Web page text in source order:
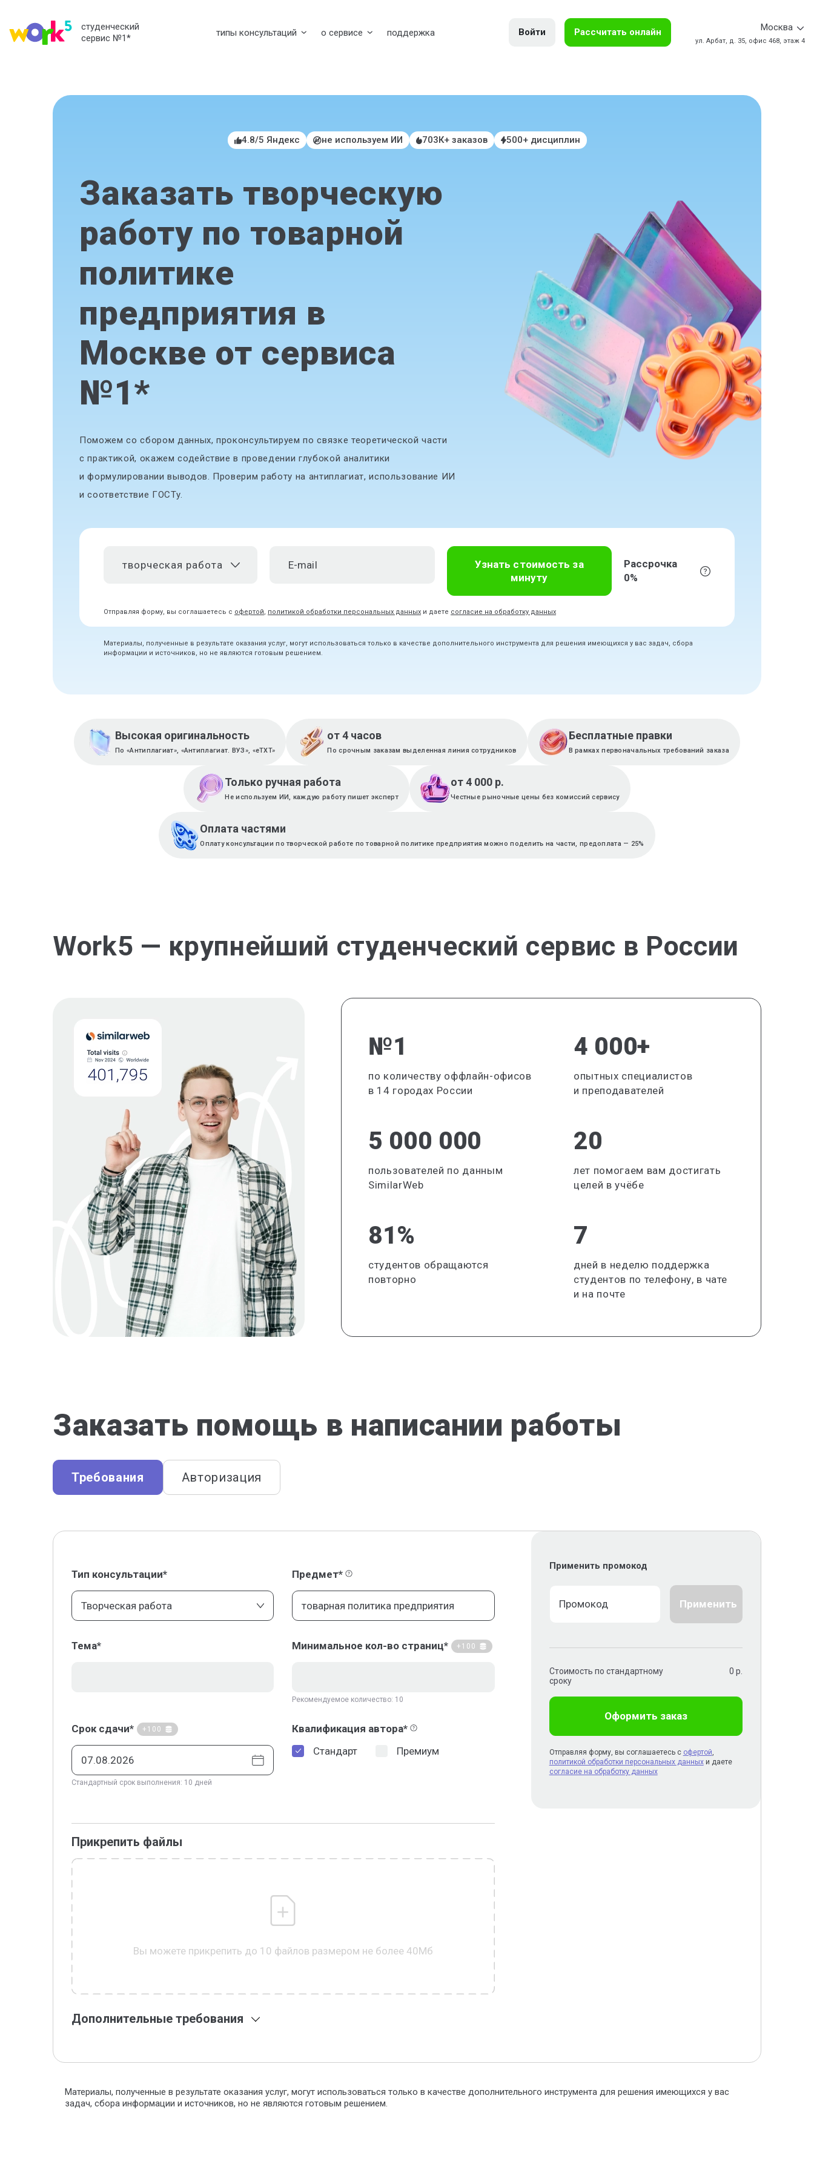
студенческий
сервис №1* типы консультаций о сервисе поддержка Войти Рассчитать онлайн Москва
ул. Арбат, д. 35, офис 468, этаж 4
4.8/5 Яндекс не используем ИИ 703К+ заказов 500+ дисциплин
Заказать творческую
работу по товарной
политике
предприятия в
Москве от сервиса
№1*
Поможем со сбором данных, проконсультируем по связке теоретической части
с практикой, окажем содействие в проведении глубокой аналитики
и формулировании выводов. Проверим работу на антиплагиат, использование ИИ
и соответствие ГОСТу.
творческая работа
Узнать стоимость за
минуту
Рассрочка
0%
Отправляя форму, вы соглашаетесь с офертой, политикой обработки персональных данных и даете согласие на обработку данных
Материалы, полученные в результате оказания услуг, могут использоваться только в качестве дополнительного инструмента для решения имеющихся у вас задач, сбора
информации и источников, но не являются готовым решением.
Высокая оригинальность
По «Антиплагиат», «Антиплагиат. ВУЗ», «eTXT»
от 4 часов
По срочным заказам выделенная линия сотрудников
Бесплатные правки
В рамках первоначальных требований заказа
Только ручная работа
Не используем ИИ, каждую работу пишет эксперт
от 4 000 р.
Честные рыночные цены без комиссий сервису
Оплата частями
Оплату консультации по творческой работе по товарной политике предприятия можно поделить на части, предоплата — 25%
Work5 — крупнейший студенческий сервис в России
№1
по количеству оффлайн-офисов
в 14 городах России
4 000+
опытных специалистов
и преподавателей
5 000 000
пользователей по данным
SimilarWeb
20
лет помогаем вам достигать
целей в учёбе
81%
студентов обращаются
повторно
7
дней в неделю поддержка
студентов по телефону, в чате
и на почте
Заказать помощь в написании работы
Требования Авторизация
Тип консультации*
Творческая работа
Предмет*
Тема* Минимальное кол-во страниц* +100
Рекомендуемое количество: 10
Срок сдачи* +100
Стандартный срок выполнения: 10 дней
Квалификация автора*
Стандарт
Премиум
Прикрепить файлы
Вы можете прикрепить до 10 файлов размером не более 40Мб
Дополнительные требования
Применить промокод
Применить
Стоимость по стандартному
сроку
0 р.
Оформить заказ
Отправляя форму, вы соглашаетесь с офертой,
политикой обработки персональных данныхи даете
согласие на обработку данных
Материалы, полученные в результате оказания услуг, могут использоваться только в качестве дополнительного инструмента для решения имеющихся у вас
задач, сбора информации и источников, но не являются готовым решением.